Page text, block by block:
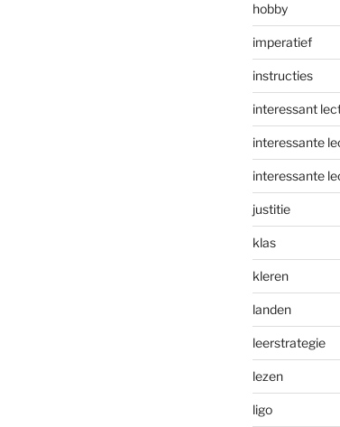
hobby
imperatief
instructies
interessant
interessante
interessante
justitie
klas
kleren
landen
leerstrategie
lezen
ligo